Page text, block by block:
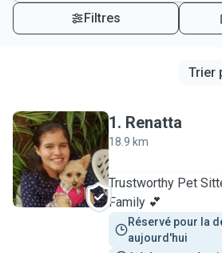
Filtres
Trier
R
1. Renatta
18.9 km
Trustworthy Pet
Family 💕
Réservé pour la
aujourd'hui